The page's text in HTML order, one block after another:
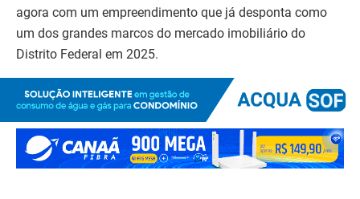
agora com um empreendimento que já desponta como
um dos grandes marcos do mercado imobiliário do
Distrito Federal em 2025.